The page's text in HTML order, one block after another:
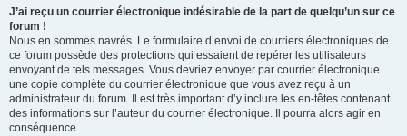
J’ai reçu un courrier électronique indésirable de la part de quelqu’un sur ce
forum !
Nous en sommes navrés. Le formulaire d’envoi de courriers électroniques de
ce forum possède des protections qui essaient de repérer les utilisateurs
envoyant de tels messages. Vous devriez envoyer par courrier électronique
une copie complète du courrier électronique que vous avez reçu à un
administrateur du forum. Il est très important d’y inclure les en-têtes contenant
des informations sur l’auteur du courrier électronique. Il pourra alors agir en
conséquence.